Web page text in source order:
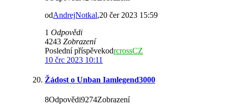
odAndrejNotkal,20 čer 2023 15:59
1 Odpovědi
4243 Zobrazení
Poslední příspěvekodrcrossCZ
10 črc 2023 10:11
Žádost o Unban Iamlegend3000
8Odpovědi9274Zobrazení